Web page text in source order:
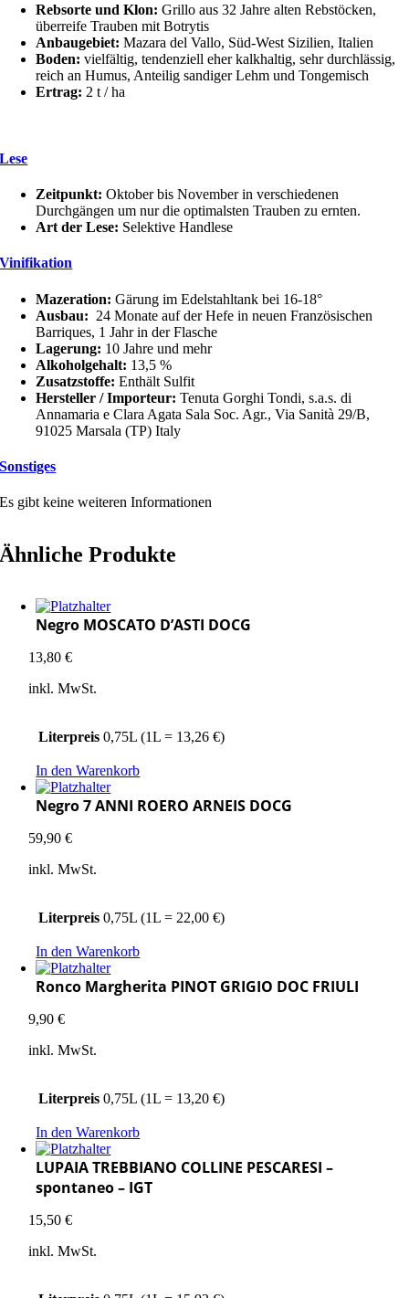
Rebsorte und Klon: Grillo aus 32 Jahre alten Rebstöcken,
überreife Trauben mit Botrytis
Anbaugebiet: Mazara del Vallo, Süd-West Sizilien, Italien
Boden:vielfältig, tendenziell eher kalkhaltig, sehr durchlässig,
reich an Humus, Anteilig sandiger Lehm und Tongemisch
Ertrag: 2 t / ha
Lese
Zeitpunkt:Oktober bis November in verschiedenen
Durchgängen um nur die optimalsten Trauben zu ernten.
Art der Lese: Selektive Handlese
Vinifikation
Mazeration: Gärung im Edelstahltank bei 16-18°
Ausbau: 24 Monate auf der Hefe in neuen Französischen
Barriques, 1 Jahr in der Flasche
Lagerung: 10 Jahre und mehr
Alkoholgehalt: 13,5 %
Zusatzstoffe: Enthält Sulfit
Hersteller / Importeur: Tenuta Gorghi Tondi, s.a.s. di
Annamaria e Clara Agata Sala Soc. Agr., Via Sanità 29/B,
91025 Marsala (TP) Italy
Sonstiges
Es gibt keine weiteren Informationen
Ähnliche Produkte
Negro MOSCATO D’ASTI DOCG
13,80€
inkl. MwSt.
Literpreis 0,75L (1L = 13,26 €)
In den Warenkorb
Negro 7 ANNI ROERO ARNEIS DOCG
59,90€
inkl. MwSt.
Literpreis 0,75L (1L = 22,00 €)
In den Warenkorb
Ronco Margherita PINOT GRIGIO DOC FRIULI
9,90€
inkl. MwSt.
Literpreis 0,75L (1L = 13,20 €)
In den Warenkorb
LUPAIA TREBBIANO COLLINE PESCARESI –
spontaneo – IGT
15,50€
inkl. MwSt.